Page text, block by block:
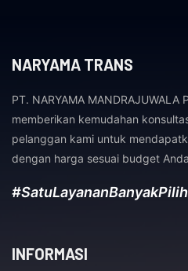
NARYAMA TRANS
PT. NARYAMA MANDRAJUWALA
memberikan kemudahan
pelanggan kami untuk
dengan harga sesuai budget
INFORMASI